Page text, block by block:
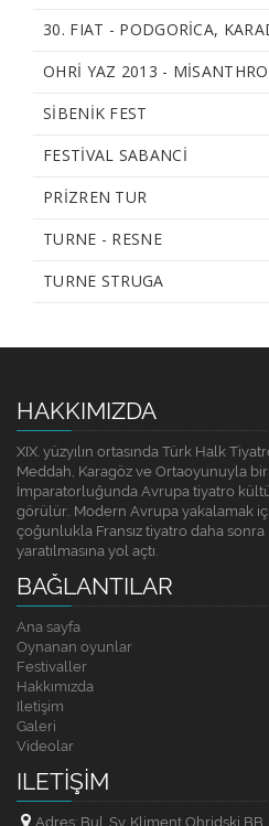
30. FIAT - PODGORICA,
OHRI YAZ 2013 -
SIBENIK FEST
FESTIVAL SABANCI
PRIZREN TUR
TURNE - RESNE
TURNE STRUGA
HAKKIMIZDA
XIX. yüzyılın ortasında Türk Halk
Meddah, Karagöz ve Ortaoyunuyla
İmparatorluğunda Avrupa tiyatro
görülür.. Modern Avrupa yakalamak
çoğunlukla Fransız tiyatro daha
yaratılmasına yol açtı.
BAĞLANTILAR
Ana sayfa
Oynanan oyunlar
Festivaller
Hakkımızda
Iletişim
Galeri
Videolar
ILETIŞIM
Adres: Bul. Sv. Kliment Ohridski